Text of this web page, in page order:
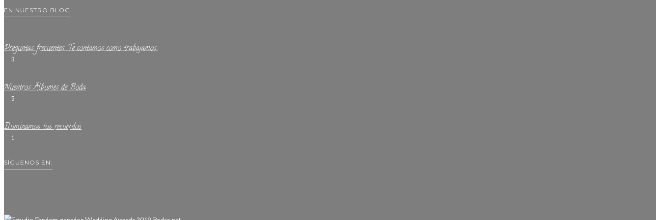
EN NUESTRO BLOG
Preguntas frecuentes. Te contamos como trabajamos.
3
Nuestros Álbumes de Boda
5
Iluminamos tus recuerdos
1
SÍGUENOS EN: